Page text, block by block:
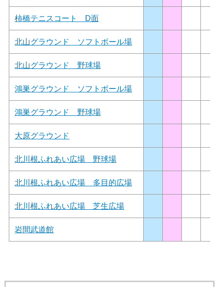
柿橋テニスコート D面
北山グラウンド ソフトボール場
北山グラウンド 野球場
鴻巣グラウンド ソフトボール場
鴻巣グラウンド 野球場
大原グラウンド
北川根ふれあい広場 野球場
北川根ふれあい広場 多目的広場
北川根ふれあい広場 芝生広場
岩間武道館